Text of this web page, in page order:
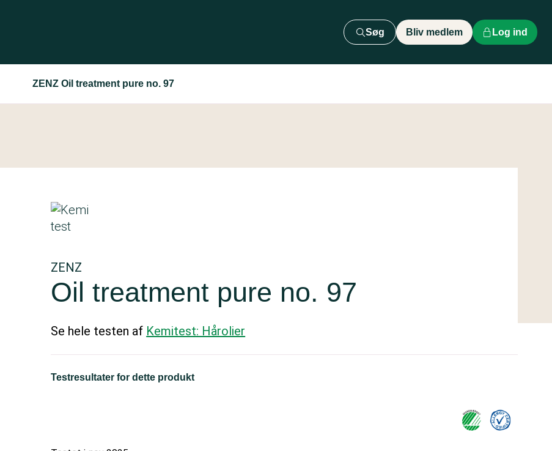
Søg Bliv medlem Log ind
ZENZ Oil treatment pure no. 97
ZENZ
Oil treatment pure no. 97
Se hele testen af Kemitest: Hårolier
Testresultater for dette produkt